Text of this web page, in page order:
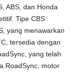
ABS, dan Honda
Tipe CBS
yang menawarkan
tersedia dengan
yang telah
RoadSync, motor